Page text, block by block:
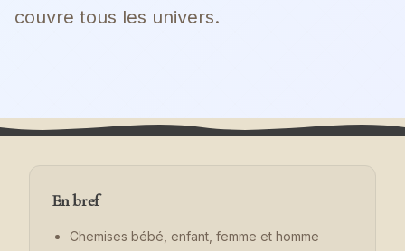
couvre tous les univers.
En bref
Chemises bébé, enfant, femme et homme